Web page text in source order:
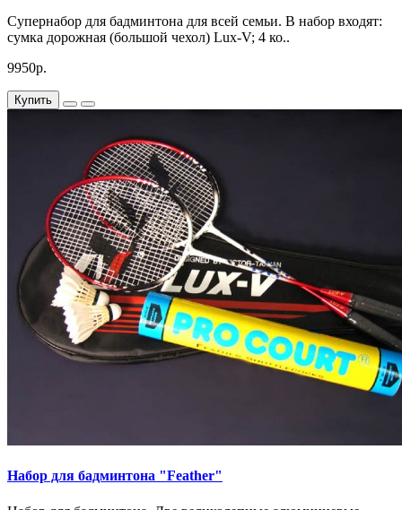
Cупернабор для бадминтона для всей семьи. В набор входят:
сумка дорожная (большой чехол) Lux-V; 4 ко..
9950р.
Купить
Набор для бадминтона "Feather"